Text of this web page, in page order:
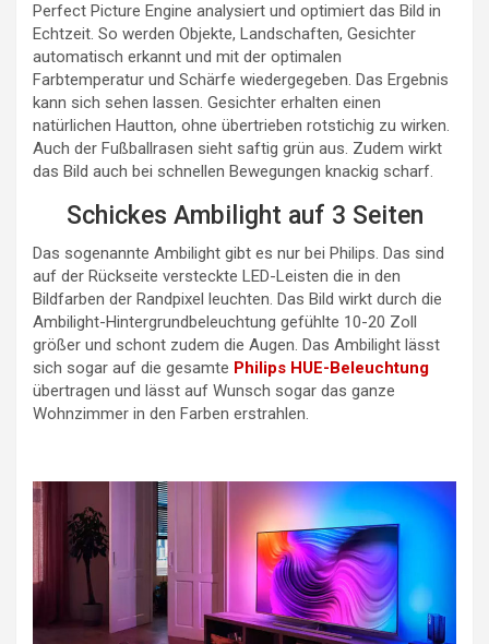
Perfect Picture Engine analysiert und optimiert das Bild in
Echtzeit. So werden Objekte, Landschaften, Gesichter
automatisch erkannt und mit der optimalen
Farbtemperatur und Schärfe wiedergegeben. Das Ergebnis
kann sich sehen lassen. Gesichter erhalten einen
natürlichen Hautton, ohne übertrieben rotstichig zu wirken.
Auch der Fußballrasen sieht saftig grün aus. Zudem wirkt
das Bild auch bei schnellen Bewegungen knackig scharf.
Schickes Ambilight auf 3 Seiten
Das sogenannte Ambilight gibt es nur bei Philips. Das sind
auf der Rückseite versteckte LED-Leisten die in den
Bildfarben der Randpixel leuchten. Das Bild wirkt durch die
Ambilight-Hintergrundbeleuchtung gefühlte 10-20 Zoll
größer und schont zudem die Augen. Das Ambilight lässt
sich sogar auf die gesamte Philips HUE-Beleuchtung
übertragen und lässt auf Wunsch sogar das ganze
Wohnzimmer in den Farben erstrahlen.